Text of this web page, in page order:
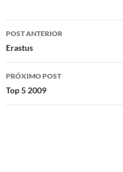
Navegação
de
posts
POST ANTERIOR
Erastus
PRÓXIMO POST
Top 5 2009